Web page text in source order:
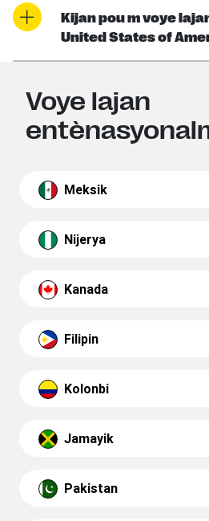
Kijan pou m voye
United States of
Voye lajan
Meksik
Nijerya
Kanada
Filipin
Kolonbi
Jamayik
Pakistan